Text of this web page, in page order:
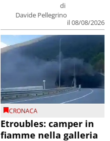
di
Davide Pellegrino
il 08/08/2026
CRONACA
Etroubles: camper in
fiamme nella galleria